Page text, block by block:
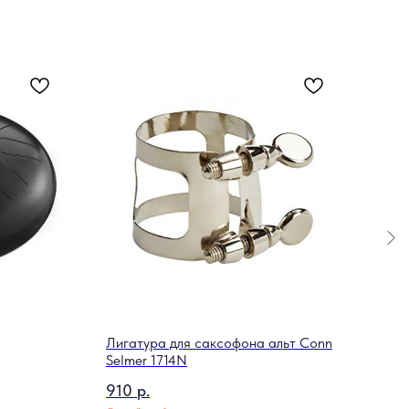
Лигатура для саксофона альт Conn
Selmer 1714N
910 р.